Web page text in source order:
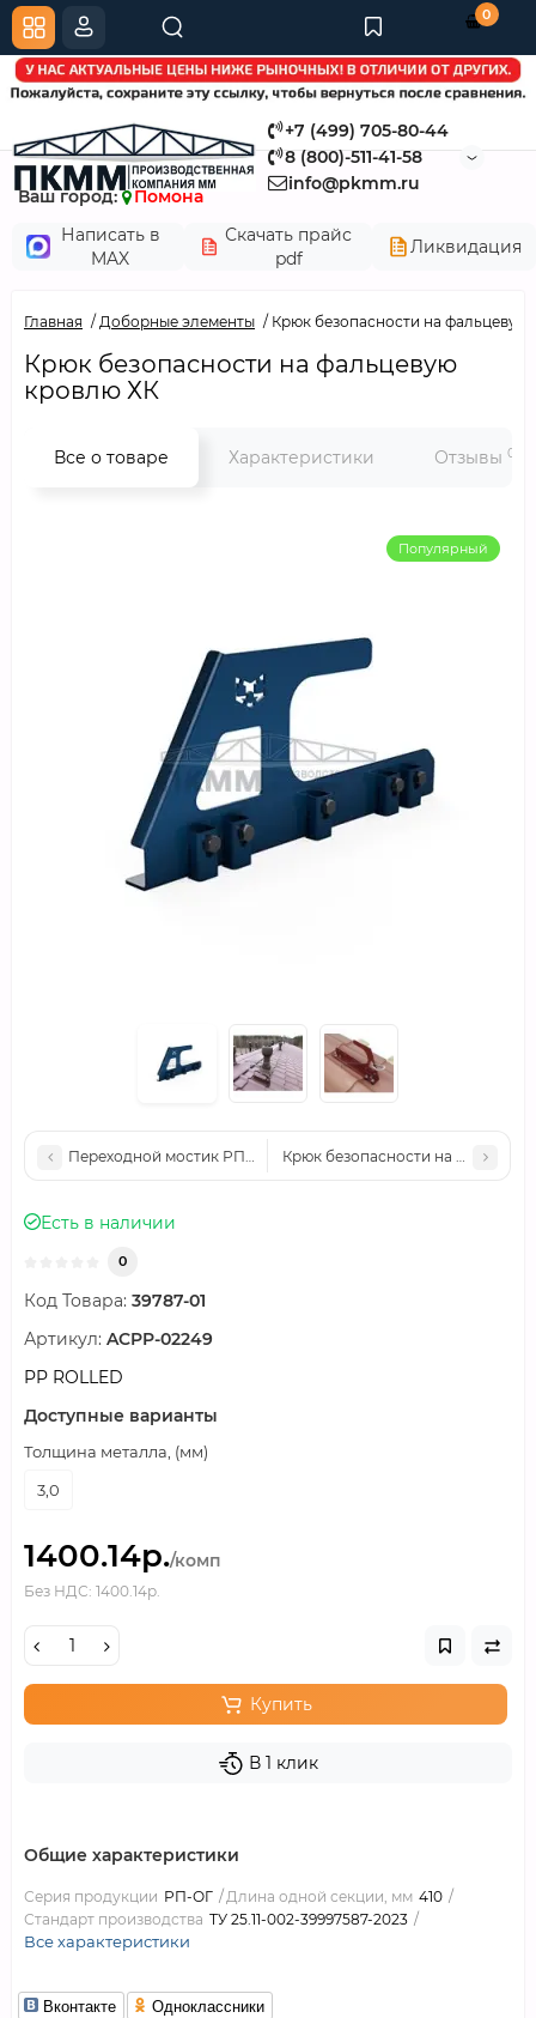
+7 (499) 705-80-44
8 (800)-511-41-58
info@pkmm.ru
Ваш город:
Помона
Написать в
MAX
Скачать прайс
pdf
Ликвидация
0
Главная Доборные элементы Крюк безопасности на фальцевую
Крюк безопасности на фальцевую
кровлю ХК
Все о товаре Характеристики Отзывы 0
Популярный
Переходной мостик РП-МК-250 L-620 2 опоры ОЦ
Крюк безопасности на
Есть в наличии
0
Код Товара: 39787-01
Артикул: ACPP-02249
PP ROLLED
Доступные варианты
Толщина металла, (мм)
3,0
1400.14р./комп
Без НДС: 1400.14р.
Купить
В 1 клик
Общие характеристики
Серия продукции РП-ОГ Длина одной секции, мм 410
Стандарт производства ТУ 25.11-002-39997587-2023
Все характеристики
Вконтакте Одноклассники